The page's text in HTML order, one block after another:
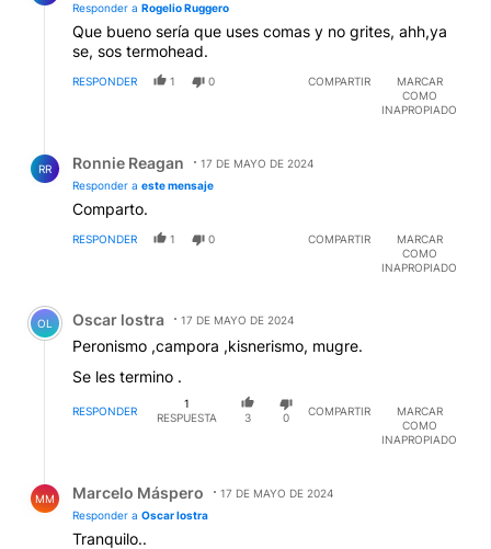
Responder a Rogelio Ruggero
Que bueno sería que uses comas y no grites, ahh,ya
se, sos termohead.
RESPONDER 1 0 COMPARTIR
MARCAR
COMO
INAPROPIADO
RR Ronnie Reagan
17 DE MAYO DE 2024
Responder a este mensaje
Comparto.
RESPONDER 1 0 COMPARTIR
MARCAR
COMO
INAPROPIADO
Comentario de Oscar lostra.
OL Oscar lostra 17 DE MAYO DE 2024
Peronismo ,campora ,kisnerismo, mugre.
Se les termino .
RESPONDER
1
RESPUESTA
3 0
COMPARTIR
MARCAR
COMO
INAPROPIADO
MM Marcelo Máspero
17 DE MAYO DE 2024
Responder a Oscar lostra
Tranquilo..